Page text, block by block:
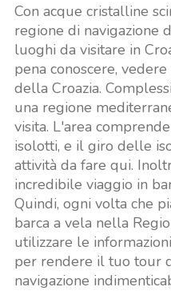
Con acque cristalline
regione di navigazione
luoghi da visitare in
pena conoscere,
della Croazia.
una regione
visita. L'area
isolotti, e il giro delle
attività da fare qui.
incredibile viaggio in
Quindi, ogni volta che
barca a vela nella
utilizzare le
per rendere il tuo tour
navigazione